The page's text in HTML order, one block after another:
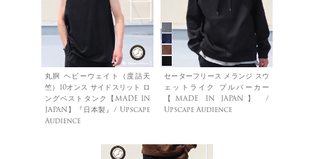
丸胴 ヘビーウェイト（度詰天
竺）10オンス サイドスリット ロ
ングベストタンク【MADE IN
JAPAN】『日本製』/ Upscape
Audience
セーターフリース メランジ スウ
ェットライク プルパーカー
【MADE IN JAPAN】 /
Upscape Audience